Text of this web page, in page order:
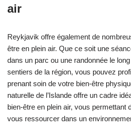
air
Reykjavik offre également de
être en plein air. Que ce soit une
dans un parc ou une randonnée le
sentiers de la région, vous pouvez
prenant soin de votre bien-être
naturelle de l’Islande offre un cadre
bien-être en plein air, vous permettant
vous ressourcer dans un